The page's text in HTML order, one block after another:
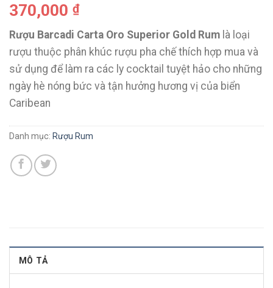
370,000 ₫
Rượu Barcadi Carta Oro Superior Gold Rum là loại
rượu thuộc phân khúc rượu pha chế thích hợp mua và
sử dụng để làm ra các ly cocktail tuyệt hảo cho những
ngày hè nóng bức và tận hưởng hương vị của biển
Caribean
Danh mục: Rượu Rum
MÔ TẢ